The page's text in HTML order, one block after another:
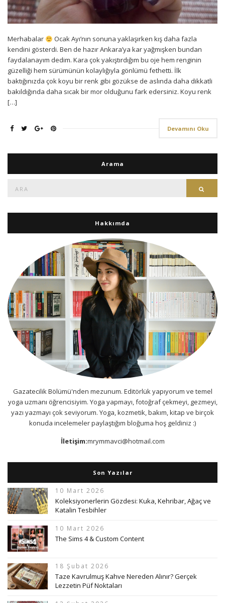
Merhabalar
Ocak Ayı’nın sonuna yaklaşırken kış daha fazla
kendini gösterdi. Ben de hazır Ankara’ya kar yağmışken bundan
faydalanayım dedim. Kara çok yakıştırdığım bu oje hem renginin
güzelliği hem sürümünün kolaylığıyla gönlümü fethetti. İlk
baktığınızda çok koyu bir renk gibi gözükse de aslında daha dikkatli
bakıldığında daha sıcak bir mor olduğunu fark edersiniz. Koyu renk
[…]
Devamını Oku
Arama
Hakkımda
Gazatecilik Bölümü'nden mezunum. Editörlük yapıyorum ve temel
yoga uzmanı öğrencisiyim. Yoga yapmayı, fotoğraf çekmeyi, gezmeyi,
yazı yazmayı çok seviyorum. Yoga, kozmetik, bakım, kitap ve birçok
konuda incelemeler paylaştığım bloğuma hoş geldiniz :)
İletişim:mrymmavci@hotmail.com
Son Yazılar
10 Mart 2026
Koleksiyonerlerin Gözdesi: Kuka, Kehribar, Ağaç ve
Katalin Tesbihler
10 Mart 2026
The Sims 4 & Custom Content
18 Şubat 2026
Taze Kavrulmuş Kahve Nereden Alınır? Gerçek
Lezzetin Püf Noktaları